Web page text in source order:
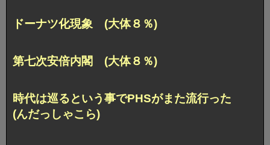
ドーナツ化現象 (大体８％)
第七次安倍内閣 (大体８％)
時代は巡るという事でPHSがまた流行った
(んだっしゃこら)